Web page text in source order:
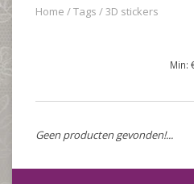
Home /Tags /3D stickers
Min:
Geen producten gevonden!...